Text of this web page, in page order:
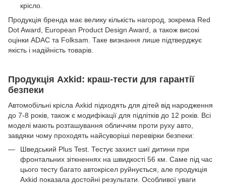
крісло.
Продукція бренда має велику кількість нагород, зокрема Red
Dot Award, European Product Design Award, а також високі
оцінки ADAC та Folksam. Таке визнання лише підтверджує
якість і надійність товарів.
Продукція Axkid: краш-тести для гарантії
безпеки
Автомобільні крісла Axkid підходять для дітей від народження
до 7-8 років, також є модифікації для підлітків до 12 років. Всі
моделі мають розташування обличчям проти руху авто,
завдяки чому проходять найсуворіші перевірки безпеки:
Шведський Plus Test. Тестує захист шиї дитини при
фронтальних зіткненнях на швидкості 56 км. Саме під час
цього тесту багато автокрісел руйнується, але продукція
Axkid показала достойні результати. Особливої уваги